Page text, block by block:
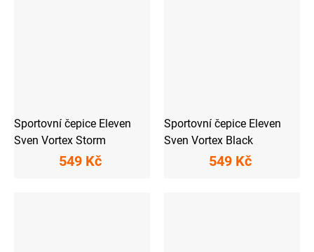
Sportovní čepice Eleven
Sven Vortex Storm
549 Kč
Sportovní čepice Eleven
Sven Vortex Black
549 Kč